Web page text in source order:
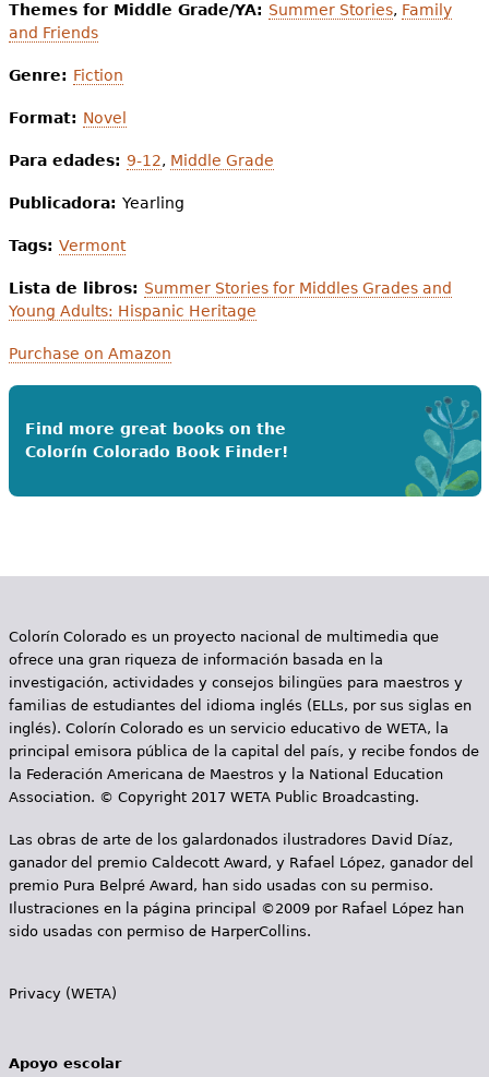
Themes for Middle Grade/YA: Summer Stories, Family
and Friends
Genre: Fiction
Format: Novel
Para edades: 9-12, Middle Grade
Publicadora: Yearling
Tags: Vermont
Lista de libros: Summer Stories for Middles Grades and
Young Adults: Hispanic Heritage
Purchase on Amazon
Find more great books on the
Colorín Colorado Book Finder!
Colorín Colorado es un proyecto nacional de multimedia que
ofrece una gran riqueza de información basada en la
investigación, actividades y consejos bilingües para maestros y
familias de estudiantes del idioma inglés (ELLs, por sus siglas en
inglés). Colorín Colorado es un servicio educativo de WETA, la
principal emisora pública de la capital del país, y recibe fondos de
la Federación Americana de Maestros y la National Education
Association. © Copyright 2017 WETA Public Broadcasting.
Las obras de arte de los galardonados ilustradores David Díaz,
ganador del premio Caldecott Award, y Rafael López, ganador del
premio Pura Belpré Award, han sido usadas con su permiso.
Ilustraciones en la página principal ©2009 por Rafael López han
sido usadas con permiso de HarperCollins.
Privacy (WETA)
Apoyo escolar